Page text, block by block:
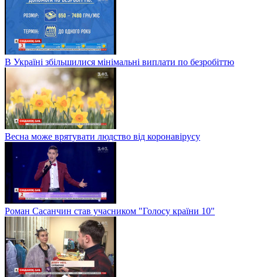
В Україні збільшилися мінімальні виплати по безробіттю
Весна може врятувати людство від коронавірусу
Роман Сасанчин став учасником "Голосу країни 10"